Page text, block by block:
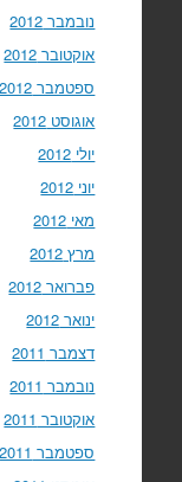
נובמבר 2012
אוקטובר 2012
ספטמבר 2012
אוגוסט 2012
יולי 2012
יוני 2012
מאי 2012
מרץ 2012
פברואר 2012
ינואר 2012
דצמבר 2011
נובמבר 2011
אוקטובר 2011
ספטמבר 2011